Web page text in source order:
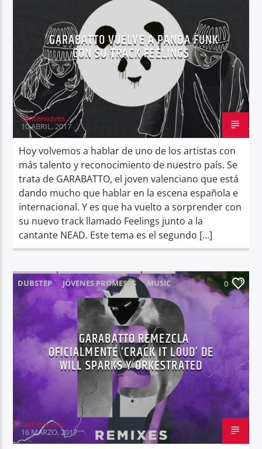
Center Waves
GARABATTO VUELVE A PANDA FUNK
CON SU TRACK FEELINGS
centerwaves
10 ABRIL, 2017
Hoy volvemos a hablar de uno de los artistas con
más talento y reconocimiento de nuestro país. Se
trata de GARABATTO, el joven valenciano que está
dando mucho que hablar en la escena española e
internacional. Y es que ha vuelto a sorprender con
su nuevo track llamado Feelings junto a la
cantante NEAD. Este tema es el segundo […]
DUBSTEP JÓVENES PROMESAS MUSIC 0
GARABATTO REMEZCLA
OFICIALMENTE ‘CRACK IT LOUD’ DE
WILL SPARKS Y ORKESTRATED
centerwaves
16 MARZO, 2017